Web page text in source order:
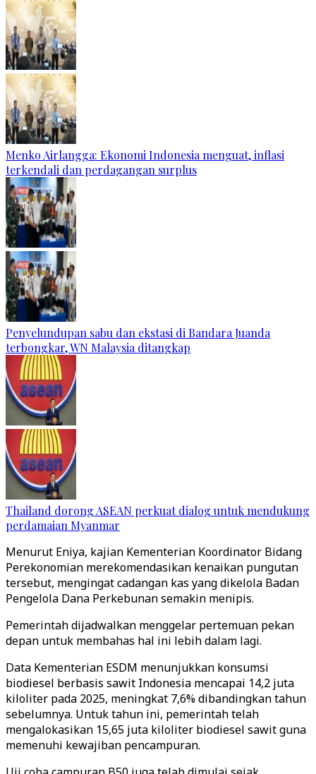
Menko Airlangga: Ekonomi Indonesia menguat, inflasi
terkendali dan perdagangan surplus
Penyelundupan sabu dan ekstasi di Bandara Juanda
terbongkar, WN Malaysia ditangkap
Thailand dorong ASEAN perkuat dialog untuk mendukung
perdamaian Myanmar
Menurut Eniya, kajian Kementerian Koordinator Bidang
Perekonomian merekomendasikan kenaikan pungutan
tersebut, mengingat cadangan kas yang dikelola Badan
Pengelola Dana Perkebunan semakin menipis.
Pemerintah dijadwalkan menggelar pertemuan pekan
depan untuk membahas hal ini lebih dalam lagi.
Data Kementerian ESDM menunjukkan konsumsi
biodiesel berbasis sawit Indonesia mencapai 14,2 juta
kiloliter pada 2025, meningkat 7,6% dibandingkan tahun
sebelumnya. Untuk tahun ini, pemerintah telah
mengalokasikan 15,65 juta kiloliter biodiesel sawit guna
memenuhi kewajiban pencampuran.